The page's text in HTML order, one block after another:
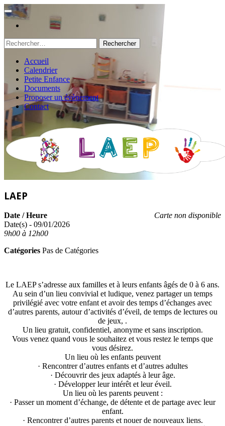
Rechercher :
Accueil
Calendrier
Petite Enfance
Documents
Proposer un évènement
Contact
LAEP
Carte non disponible
Date / Heure
Date(s) - 09/01/2026
9h00 à 12h00
Catégories Pas de Catégories
Le LAEP s’adresse aux familles et à leurs enfants âgés de 0 à 6 ans.
Au sein d’un lieu convivial et ludique, venez partager un temps
privilégié avec votre enfant et avoir des temps d’échanges avec
d’autres parents, autour d’activités d’éveil, de temps de lectures ou
de jeux, .
Un lieu gratuit, confidentiel, anonyme et sans inscription.
Vous venez quand vous le souhaitez et vous restez le temps que
vous désirez.
Un lieu où les enfants peuvent
· Rencontrer d’autres enfants et d’autres adultes
· Découvrir des jeux adaptés à leur âge.
· Développer leur intérêt et leur éveil.
Un lieu où les parents peuvent :
· Passer un moment d’échange, de détente et de partage avec leur
enfant.
· Rencontrer d’autres parents et nouer de nouveaux liens.